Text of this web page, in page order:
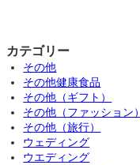
カテゴリー
その他
その他健康食品
その他（ギフト）
その他（ファッション）
その他（旅行）
ウェディング
ウエディング